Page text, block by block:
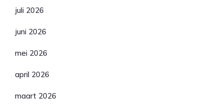
juli 2026
juni 2026
mei 2026
april 2026
maart 2026